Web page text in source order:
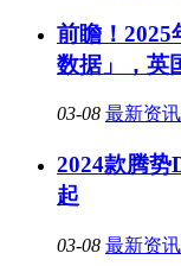
前瞻！2025
数据」，英
03-08 最新资讯
2024款腾势
起
03-08 最新资讯